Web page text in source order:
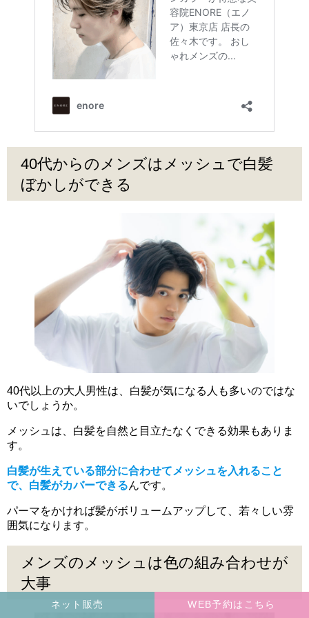
40代からのメンズはメッシュで白髪
ぼかしができる
40代以上の大人男性は、白髪が気になる人も多いのではな
いでしょうか。
メッシュは、白髪を自然と目立たなくできる効果もありま
す。
白髪が生えている部分に合わせてメッシュを入れること
で、白髪がカバーできるんです。
パーマをかければ髪がボリュームアップして、若々しい雰
囲気になります。
メンズのメッシュは色の組み合わせが
大事
ネット販売 WEB予約はこちら